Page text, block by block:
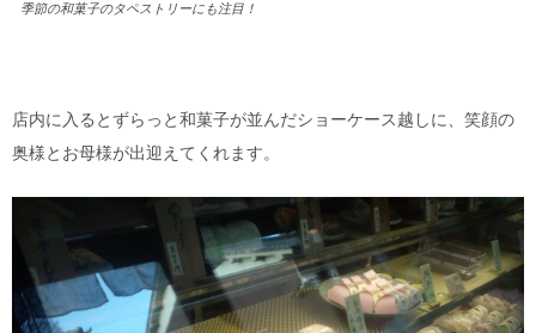
季節の和菓子のタペストリーにも注目！
店内に入るとずらっと和菓子が並んだショーケース越しに、笑顔の
奥様とお母様が出迎えてくれます。